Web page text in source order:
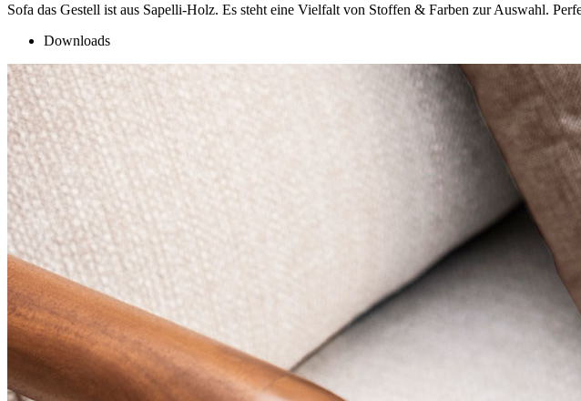
Sofa das Gestell ist aus Sapelli-Holz. Es steht eine Vielfalt von Stoffen & Farben zur Auswahl.
Downloads